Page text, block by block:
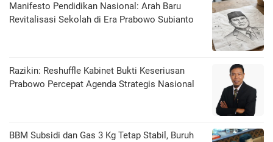
Manifesto Pendidikan Nasional: Arah Baru
Revitalisasi Sekolah di Era Prabowo Subianto
Razikin: Reshuffle Kabinet Bukti Keseriusan
Prabowo Percepat Agenda Strategis Nasional
BBM Subsidi dan Gas 3 Kg Tetap Stabil, Buruh